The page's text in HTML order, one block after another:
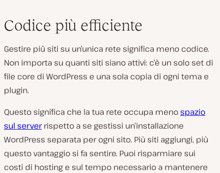
Codice più efficiente
Gestire più siti su un’unica rete significa meno codice.
Non importa su quanti siti siano attivi: c’è un solo set di
file core di WordPress e una sola copia di ogni tema e
plugin.
Questo significa che la tua rete occupa menospazio
sul serverrispetto a se gestissi un’installazione
WordPress separata per ogni sito. Più siti aggiungi, più
questo vantaggio si fa sentire. Puoi risparmiare sui
costi di hosting e sul tempo necessario a mantenere